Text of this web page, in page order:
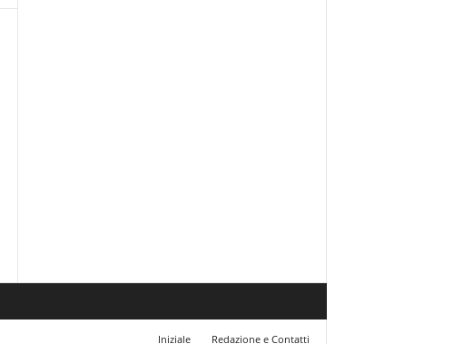
Iniziale Redazione e Contatti